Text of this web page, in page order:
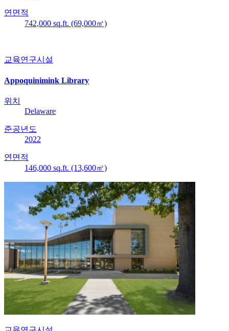
연면적
742,000 sq.ft. (69,000㎡)
교육연구시설
Appoquinimink Library
위치
Delaware
준공년도
2022
연면적
146,000 sq.ft. (13,600㎡)